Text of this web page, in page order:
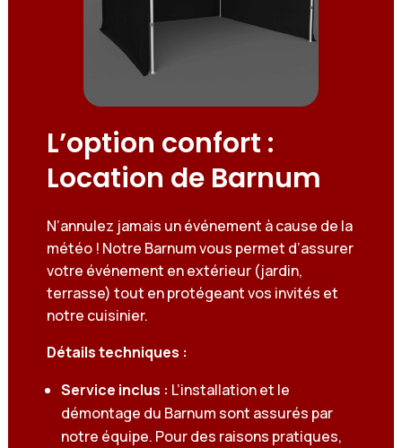
L’option confort :
Location de Barnum
N’annulez jamais un événement à cause de la
météo ! Notre Barnum vous permet d’assurer
votre événement en extérieur (jardin,
terrasse) tout en protégeant vos invités et
notre cuisinier.
Détails techniques :
Service inclus : L’installation et le
démontage du Barnum sont assurés par
notre équipe. Pour des raisons pratiques,